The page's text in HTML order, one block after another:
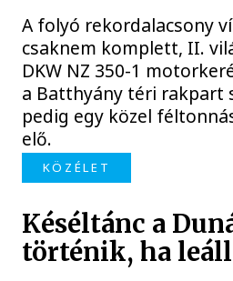
A folyó rekordalacsony
csaknem komplett, II.
DKW NZ 350-1
a Batthyány téri rakpart
pedig egy közel
elő.
KÖZÉLET
Késéltánc a
történik, ha leáll